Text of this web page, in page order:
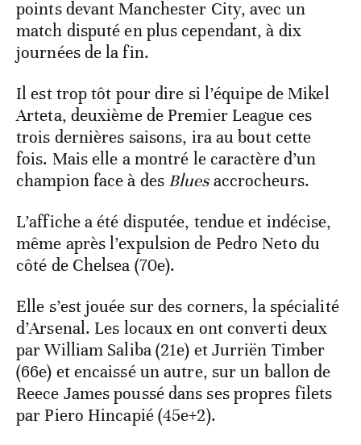
points devant Manchester City, avec un
match disputé en plus cependant, à dix
journées de la fin.
Il est trop tôt pour dire si l’équipe de Mikel
Arteta, deuxième de Premier League ces
trois dernières saisons, ira au bout cette
fois. Mais elle a montré le caractère d’un
champion face à des Bluesaccrocheurs.
L’affiche a été disputée, tendue et indécise,
même après l’expulsion de Pedro Neto du
côté de Chelsea (70e).
Elle s’est jouée sur des corners, la spécialité
d’Arsenal. Les locaux en ont converti deux
par William Saliba (21e) et Jurriën Timber
(66e) et encaissé un autre, sur un ballon de
Reece James poussé dans ses propres filets
par Piero Hincapié (45e+2).